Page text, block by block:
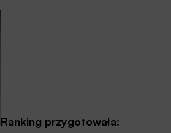
Ranking przygotowała: